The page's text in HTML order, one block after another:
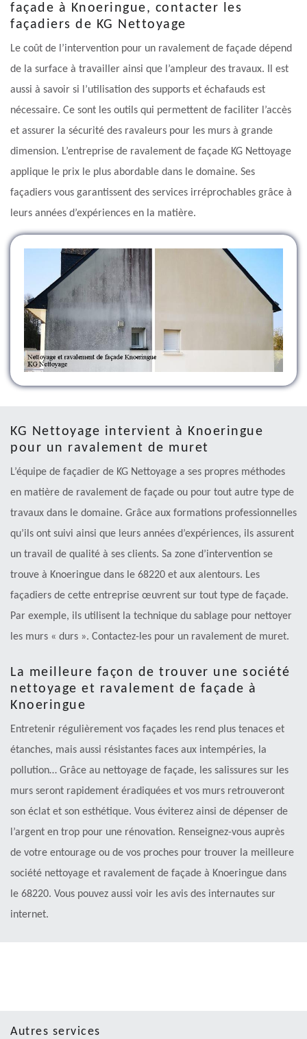
façade à Knoeringue, contacter les
façadiers de KG Nettoyage
Le coût de l’intervention pour un ravalement de façade dépend
de la surface à travailler ainsi que l’ampleur des travaux. Il est
aussi à savoir si l’utilisation des supports et échafauds est
nécessaire. Ce sont les outils qui permettent de faciliter l’accès
et assurer la sécurité des ravaleurs pour les murs à grande
dimension. L’entreprise de ravalement de façade KG Nettoyage
applique le prix le plus abordable dans le domaine. Ses
façadiers vous garantissent des services irréprochables grâce à
leurs années d’expériences en la matière.
KG Nettoyage intervient à Knoeringue
pour un ravalement de muret
L’équipe de façadier de KG Nettoyage a ses propres méthodes
en matière de ravalement de façade ou pour tout autre type de
travaux dans le domaine. Grâce aux formations professionnelles
qu’ils ont suivi ainsi que leurs années d’expériences, ils assurent
un travail de qualité à ses clients. Sa zone d’intervention se
trouve à Knoeringue dans le 68220 et aux alentours. Les
façadiers de cette entreprise œuvrent sur tout type de façade.
Par exemple, ils utilisent la technique du sablage pour nettoyer
les murs « durs ». Contactez-les pour un ravalement de muret.
La meilleure façon de trouver une société
nettoyage et ravalement de façade à
Knoeringue
Entretenir régulièrement vos façades les rend plus tenaces et
étanches, mais aussi résistantes faces aux intempéries, la
pollution… Grâce au nettoyage de façade, les salissures sur les
murs seront rapidement éradiquées et vos murs retrouveront
son éclat et son esthétique. Vous éviterez ainsi de dépenser de
l’argent en trop pour une rénovation. Renseignez-vous auprès
de votre entourage ou de vos proches pour trouver la meilleure
société nettoyage et ravalement de façade à Knoeringue dans
le 68220. Vous pouvez aussi voir les avis des internautes sur
internet.
Autres services